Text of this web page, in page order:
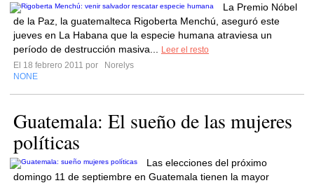
La Premio Nóbel
de la Paz, la guatemalteca Rigoberta Menchú, aseguró este
jueves en La Habana que la especie humana atraviesa un
período de destrucción masiva...
Leer el resto
El 18 febrero 2011 por
Norelys
NONE
Guatemala: El sueño de las mujeres
políticas
Las elecciones del próximo
domingo 11 de septiembre en Guatemala tienen la mayor